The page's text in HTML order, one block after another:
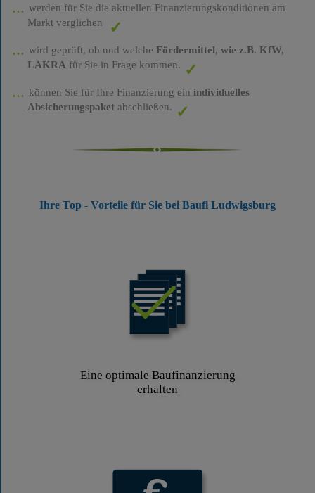
werden für Sie die aktuellen Finanzierungskonditionen am
Markt verglichen
wird geprüft, ob und welche Fördermittel, wie z.B. KfW,
LAKRA für Sie in Frage kommen.
können Sie für Ihre Finanzierung ein individuelles
Absicherungspaketabschließen.
Ihre Top - Vorteile für Sie bei Baufi Ludwigsburg
Eine optimale Baufinanzierung
erhalten